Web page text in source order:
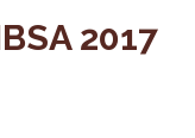
2017